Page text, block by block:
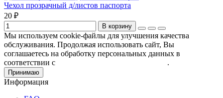
Чехол прозрачный д/листов паспорта
20 ₽
В корзину
Мы используем cookie-файлы для улучшения качества
обслуживания. Продолжая использовать сайт, Вы
соглашаетесь на обработку персональных данных в
соответствии с
.
Принимаю
Информация